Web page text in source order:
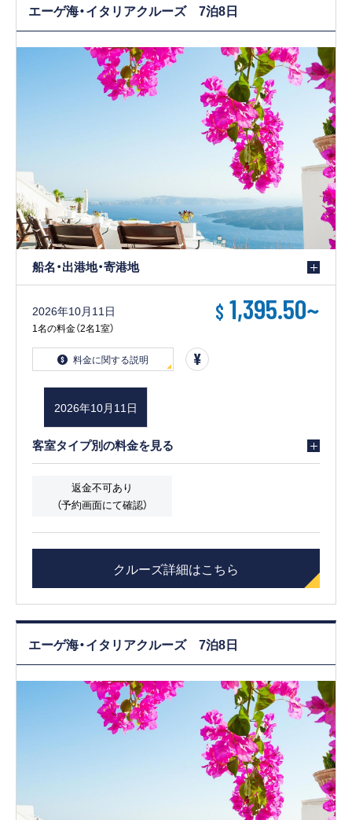
エーゲ海・イタリアクルーズ 7泊8日
船名・出港地・寄港地
2026年10月11日
1名の料金（2名1室）
$ 1,395.50~
料金に関する説明
2026年10月11日
客室タイプ別の料金を見る
返金不可あり
（予約画面にて確認）
クルーズ詳細はこちら
エーゲ海・イタリアクルーズ 7泊8日